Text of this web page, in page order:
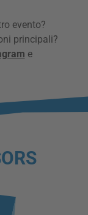
evento?
principali?
e